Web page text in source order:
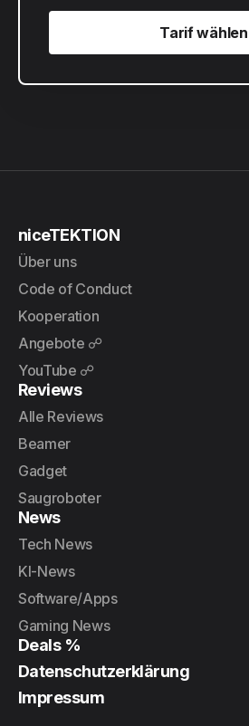
Tarif wählen
Tarif wählen
niceTEKTION
Über uns
Code of Conduct
Kooperation
Angebote ☍
YouTube ☍
Reviews
Alle Reviews
Beamer
Gadget
Saugroboter
News
Tech News
KI-News
Software/Apps
Gaming News
Deals %
Datenschutzerklärung
Impressum